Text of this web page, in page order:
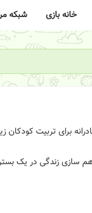
خانه بازی شبکه
سازی زندگی در یک